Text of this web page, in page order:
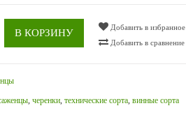
В КОРЗИНУ
Добавить в избранное
Добавить в сравнение
,черенки,технические сорта,винные сорта